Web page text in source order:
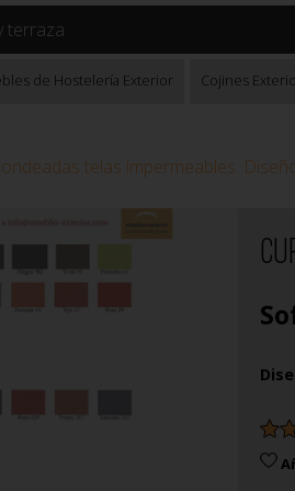
terraza
de Hostelería Exterior Cojines
telas impermeables.